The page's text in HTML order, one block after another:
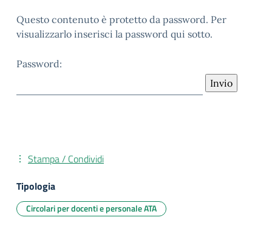
Questo contenuto è protetto da password. Per
visualizzarlo inserisci la password qui sotto.
Password:
Stampa / Condividi
Tipologia
Circolari per docenti e personale ATA